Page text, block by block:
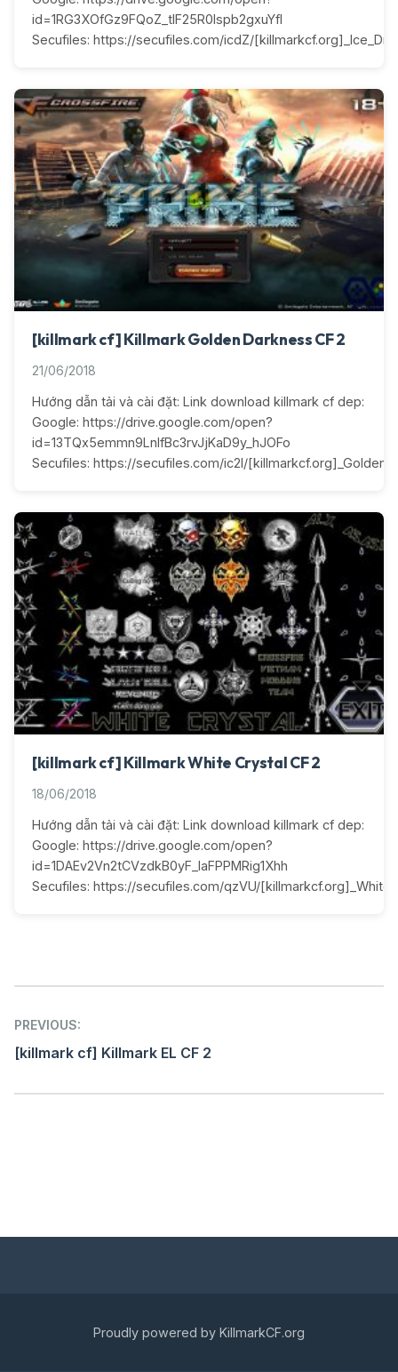
id=1RG3XOfGz9FQoZ_tlF25R0lspb2gxuYfI
Secufiles: https://secufiles.com/icdZ/
[killmark cf] Killmark Golden Darkness CF 2
21/06/2018
Hướng dẫn tải và cài đặt: Link download killmark cf dep:
Google: https://drive.google.com/open?
id=13TQx5emmn9LnIfBc3rvJjKaD9y_hJOFo
Secufiles: https://secufiles.com/ic2l/
[killmark cf] Killmark White Crystal CF 2
18/06/2018
Hướng dẫn tải và cài đặt: Link download killmark cf dep:
Google: https://drive.google.com/open?
id=1DAEv2Vn2tCVzdkB0yF_IaFPPMRig1Xhh
Secufiles: https://secufiles.com/qzVU/
Post
navigation
PREVIOUS:
[killmark cf] Killmark EL CF 2
Proudly powered by KillmarkCF.org